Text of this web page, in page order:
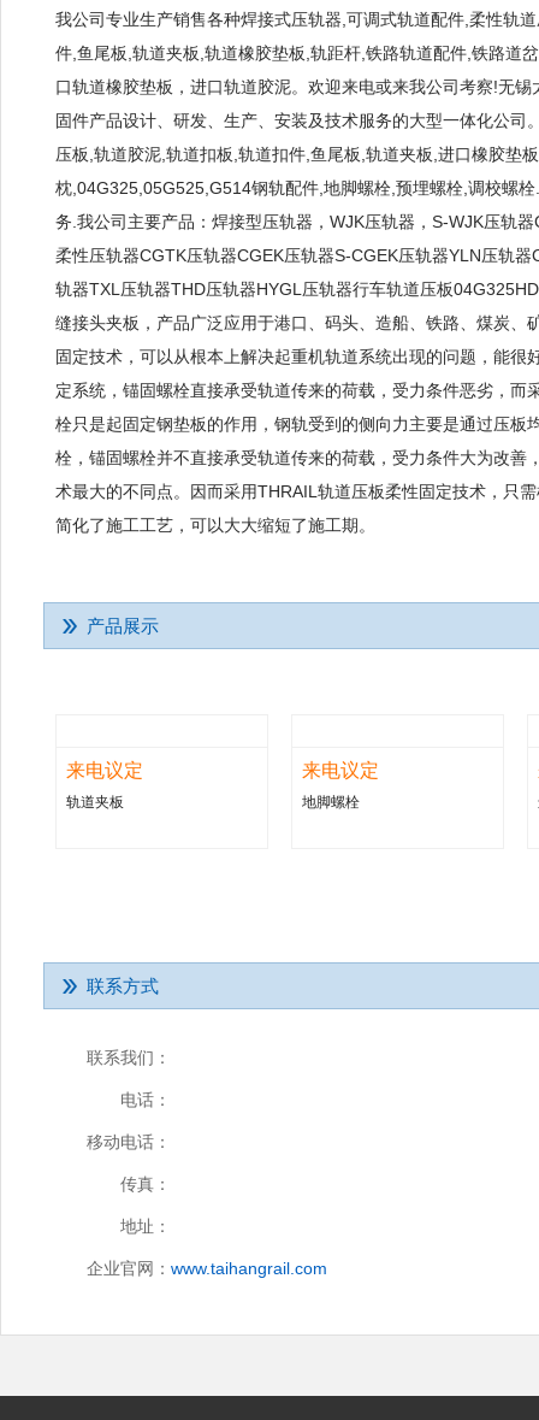
我公司专业生产销售各种焊接式压轨器,可调式轨道配件,柔性轨
件,鱼尾板,轨道夹板,轨道橡胶垫板,轨距杆,铁路轨道配件,铁路道
口轨道橡胶垫板，进口轨道胶泥。欢迎来电或来我公司考察!无
固件产品设计、研发、生产、安装及技术服务的大型一体化公
压板,轨道胶泥,轨道扣板,轨道扣件,鱼尾板,轨道夹板,进口橡胶垫
枕,04G325,05G525,G514钢轨配件,地脚螺栓,预埋螺栓,调校螺
务.我公司主要产品：焊接型压轨器，WJK压轨器，S-WJK压轨
柔性压轨器CGTK压轨器CGEK压轨器S-CGEK压轨器YLN压轨
轨器TXL压轨器THD压轨器HYGL压轨器行车轨道压板
缝接头夹板，产品广泛应用于港口、码头、造船、铁路、煤炭
固定技术，可以从根本上解决起重机轨道系统出现的问题，能
定系统，锚固螺栓直接承受轨道传来的荷载，受力条件恶劣，
栓只是起固定钢垫板的作用，钢轨受到的侧向力主要是通过压板
栓，锚固螺栓并不直接承受轨道传来的荷载，受力条件大为改
术最大的不同点。因而采用THRAIL轨道压板柔性固定技术，只
简化了施工工艺，可以大大缩短了施工期。
产品展示
来电议定
轨道夹板
来电议定
地脚螺栓
联系方式
联系我们：
电话：
移动电话：
传真：
地址：
企业官网： www.taihangrail.com